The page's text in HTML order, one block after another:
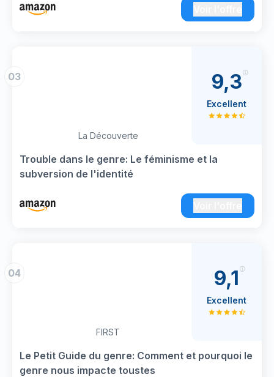
03
La Découverte
Trouble dans le genre: Le féminisme et la
subversion de l'identité
9,3
Excellent
04
FIRST
Le Petit Guide du genre: Comment et pourquoi le
genre nous impacte toustes
9,1
Excellent